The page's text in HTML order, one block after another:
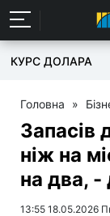
КУРС ДОЛАРА
Головна »
Запасів
ніж на
на два,
13:55 18.05.2026